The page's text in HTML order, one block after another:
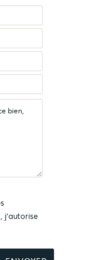
j'autorise